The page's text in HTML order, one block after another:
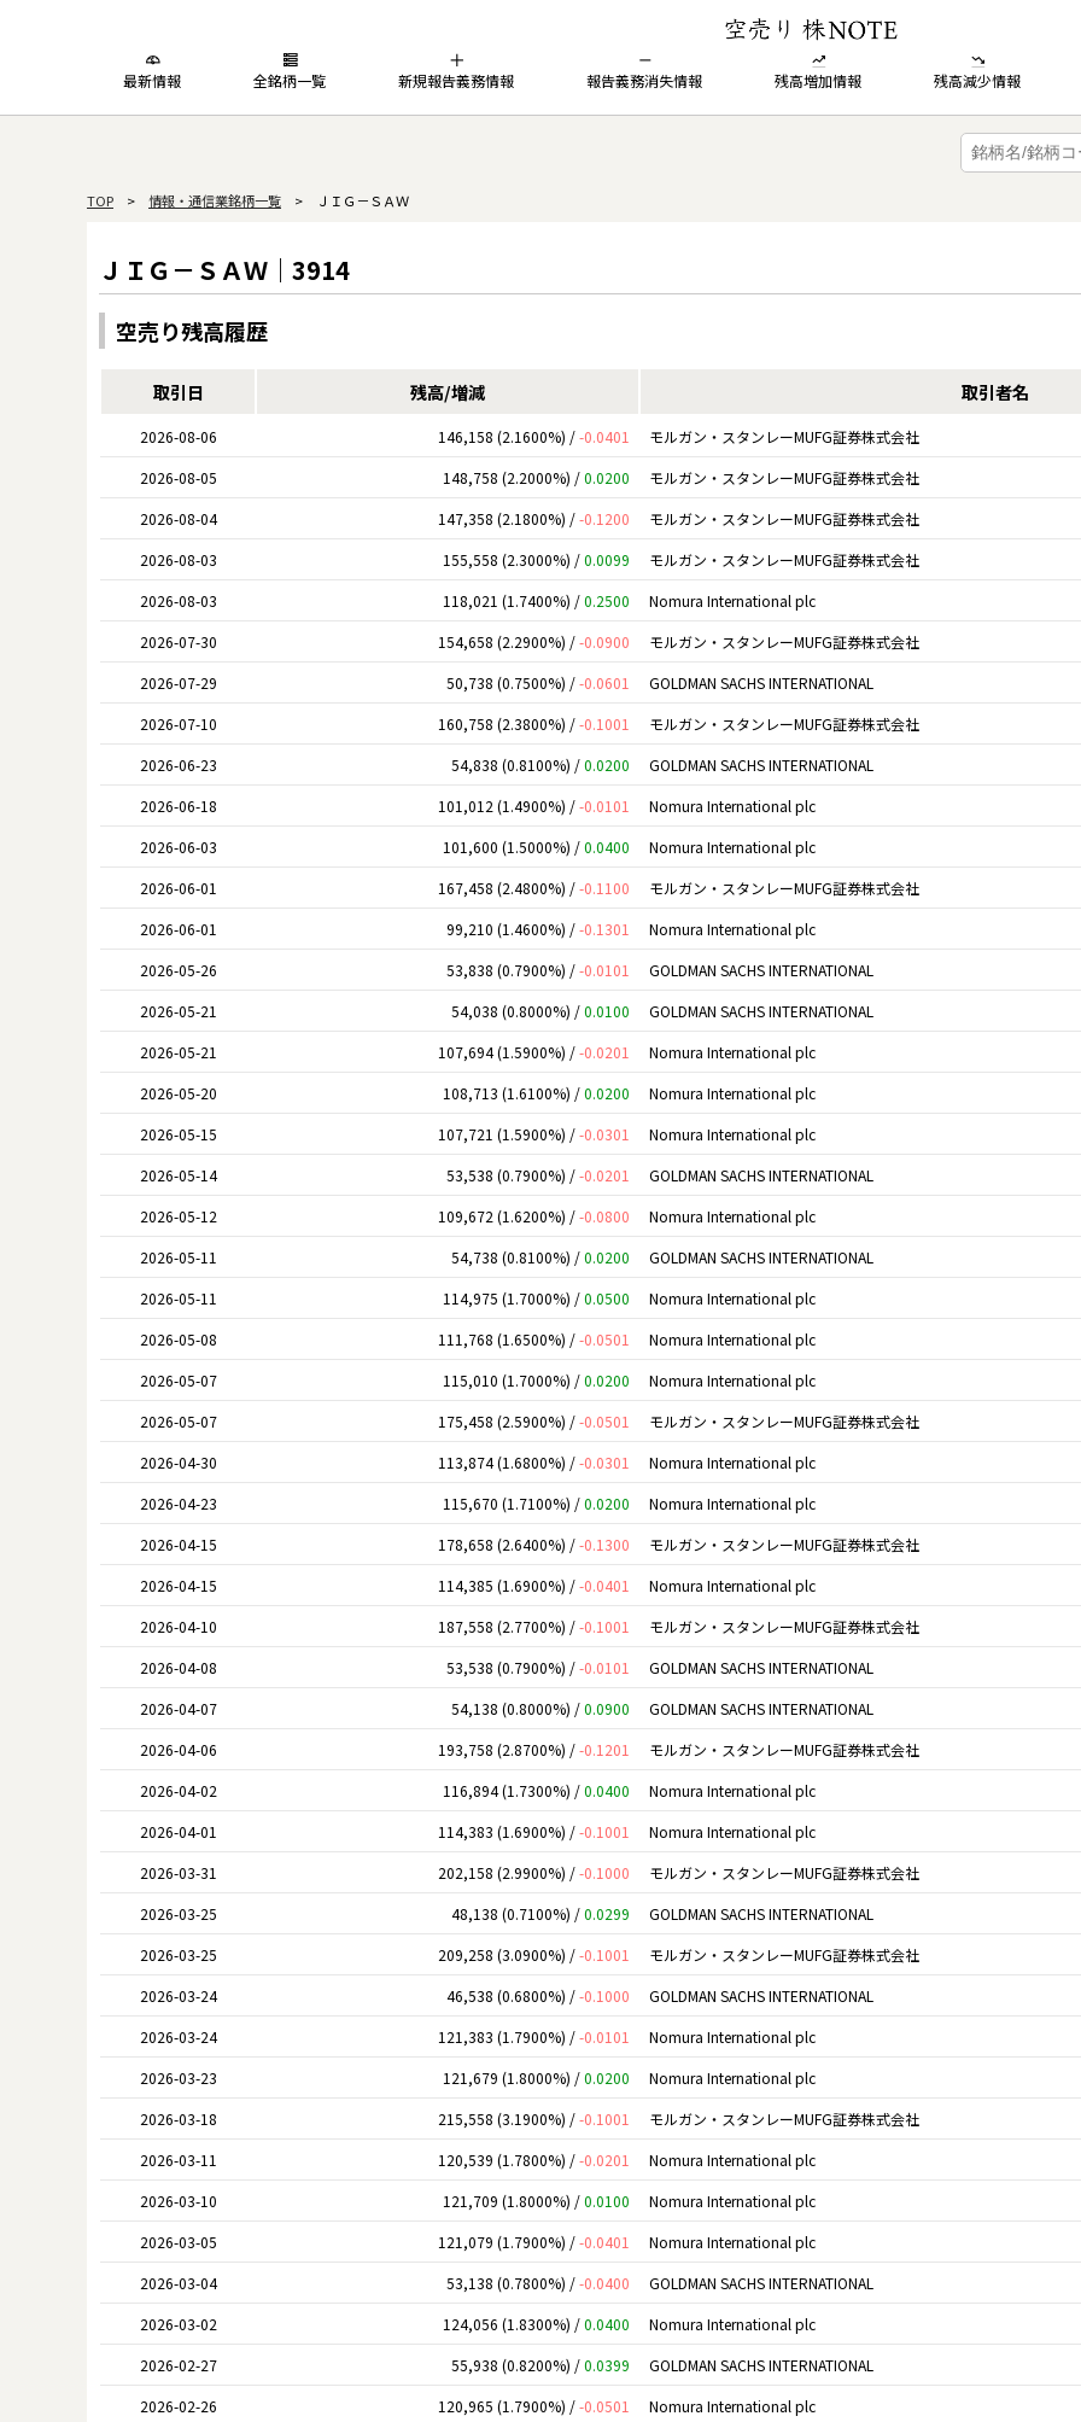
最新情報 全銘柄一覧 新規報告義務情報 報告義務消失情報 残高増加情報 残高減少情報
TOP > 情報・通信業銘柄一覧 > ＪＩＧ－ＳＡＷ
ＪＩＧ－ＳＡＷ｜3914
空売り残高履歴
取引日 残高/増減 取引者名
2026-08-06 146,158 (2.1600%) /-0.0401 モルガン・スタンレーMUFG証券株式会社
2026-08-05
148,758 (2.2000%) /0.0200 モルガン・スタンレーMUFG証券株式会社
2026-08-04
147,358 (2.1800%) /-0.1200 モルガン・スタンレーMUFG証券株式会社
2026-08-03
155,558 (2.3000%) /0.0099 モルガン・スタンレーMUFG証券株式会社
2026-08-03
118,021 (1.7400%) /0.2500 Nomura International plc
2026-07-30
154,658 (2.2900%) /-0.0900 モルガン・スタンレーMUFG証券株式会社
2026-07-29
50,738 (0.7500%) /-0.0601 GOLDMAN SACHS INTERNATIONAL
2026-07-10
160,758 (2.3800%) /-0.1001 モルガン・スタンレーMUFG証券株式会社
2026-06-23
54,838 (0.8100%) /0.0200 GOLDMAN SACHS INTERNATIONAL
2026-06-18
101,012 (1.4900%) /-0.0101 Nomura International plc
2026-06-03
101,600 (1.5000%) /0.0400 Nomura International plc
2026-06-01
167,458 (2.4800%) /-0.1100 モルガン・スタンレーMUFG証券株式会社
2026-06-01
99,210 (1.4600%) /-0.1301 Nomura International plc
2026-05-26
53,838 (0.7900%) /-0.0101 GOLDMAN SACHS INTERNATIONAL
2026-05-21
54,038 (0.8000%) /0.0100 GOLDMAN SACHS INTERNATIONAL
2026-05-21
107,694 (1.5900%) /-0.0201 Nomura International plc
2026-05-20
108,713 (1.6100%) /0.0200 Nomura International plc
2026-05-15
107,721 (1.5900%) /-0.0301 Nomura International plc
2026-05-14
53,538 (0.7900%) /-0.0201 GOLDMAN SACHS INTERNATIONAL
2026-05-12
109,672 (1.6200%) /-0.0800 Nomura International plc
2026-05-11
54,738 (0.8100%) /0.0200 GOLDMAN SACHS INTERNATIONAL
2026-05-11
114,975 (1.7000%) /0.0500 Nomura International plc
2026-05-08
111,768 (1.6500%) /-0.0501 Nomura International plc
2026-05-07
115,010 (1.7000%) /0.0200 Nomura International plc
2026-05-07
175,458 (2.5900%) /-0.0501 モルガン・スタンレーMUFG証券株式会社
2026-04-30
113,874 (1.6800%) /-0.0301 Nomura International plc
2026-04-23
115,670 (1.7100%) /0.0200 Nomura International plc
2026-04-15
178,658 (2.6400%) /-0.1300 モルガン・スタンレーMUFG証券株式会社
2026-04-15
114,385 (1.6900%) /-0.0401 Nomura International plc
2026-04-10
187,558 (2.7700%) /-0.1001 モルガン・スタンレーMUFG証券株式会社
2026-04-08
53,538 (0.7900%) /-0.0101 GOLDMAN SACHS INTERNATIONAL
2026-04-07
54,138 (0.8000%) /0.0900 GOLDMAN SACHS INTERNATIONAL
2026-04-06
193,758 (2.8700%) /-0.1201 モルガン・スタンレーMUFG証券株式会社
2026-04-02
116,894 (1.7300%) /0.0400 Nomura International plc
2026-04-01
114,383 (1.6900%) /-0.1001 Nomura International plc
2026-03-31
202,158 (2.9900%) /-0.1000 モルガン・スタンレーMUFG証券株式会社
2026-03-25
48,138 (0.7100%) /0.0299 GOLDMAN SACHS INTERNATIONAL
2026-03-25
209,258 (3.0900%) /-0.1001 モルガン・スタンレーMUFG証券株式会社
2026-03-24
46,538 (0.6800%) /-0.1000 GOLDMAN SACHS INTERNATIONAL
2026-03-24
121,383 (1.7900%) /-0.0101 Nomura International plc
2026-03-23
121,679 (1.8000%) /0.0200 Nomura International plc
2026-03-18
215,558 (3.1900%) /-0.1001 モルガン・スタンレーMUFG証券株式会社
2026-03-11
120,539 (1.7800%) /-0.0201 Nomura International plc
2026-03-10
121,709 (1.8000%) /0.0100 Nomura International plc
2026-03-05
121,079 (1.7900%) /-0.0401 Nomura International plc
2026-03-04
53,138 (0.7800%) /-0.0400 GOLDMAN SACHS INTERNATIONAL
2026-03-02
124,056 (1.8300%) /0.0400 Nomura International plc
2026-02-27
55,938 (0.8200%) /0.0399 GOLDMAN SACHS INTERNATIONAL
2026-02-26
120,965 (1.7900%) /-0.0501 Nomura International plc